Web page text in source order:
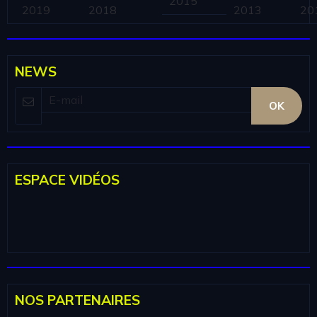
2019
2018
2013
NEWS
OK
ESPACE VIDÉOS
NOS PARTENAIRES